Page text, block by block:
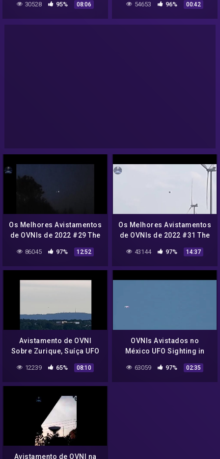
World
30528 95% 08:06 54653 96% 00:42
Os Melhores Avistamentos
de OVNIs de 2022 #29 The
#29
86045 97% 12:52
Os Melhores Avistamentos
de OVNIs de 2022 #31 The
#31
43144 97% 14:37
Avistamento de OVNI
Sobre Zurique, Suíça UFO
Switzerland
12239 65% 08:10
OVNIs Avistados no
México UFO Sighting in
63059 97% 02:35
Avistamento de OVNI na